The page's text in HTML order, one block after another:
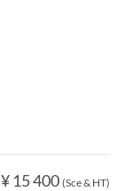
¥ 15 400 (Sce & HT)